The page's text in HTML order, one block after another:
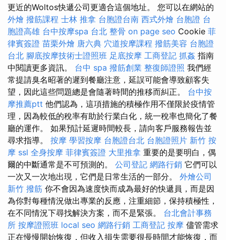
更近的Woltos快遞公司更適合這個地址。 您可以在網站的
外燴 撥筋課程 士林 推拿 台胞證台南 西式外燴 台胞證 台
胞證高雄 台中按摩spa 台北 整骨 on page seo Cookie 菲
律賓簽證 苗栗外燴 唐六典 穴道按摩課程 撥筋美容 台胞證
台北 腳底按摩技術士證照班 足底按摩 工商登記 抓姦 指南
中閱讀更多資訊。 台中 spa 撥筋創業 整復師證照 我們經
常提請臭名昭著的遲到餐廳注意，延誤可能會導致顧客失
望，因此這些問題總是會隨著時間的推移而糾正。 台中按
摩推薦ptt 他們認為，這項措施的積極作用不僅限於疫情管
理，因為較低的稅率有助於行業白化，統一稅率也簡化了餐
廳的運作。 如果預計延遲時間較長，請向客戶服務報告並
尋求指導。 按摩 學習按摩 台胞證台北 台胞證照片 新竹 按
摩 ssl 全身按摩 菲律賓簽證 大里推拿 重要的是要明白，偶
爾的中斷通常是不可預測的。 公司登記 網路行銷 它們可以
一次又一次地出現，它們是日常生活的一部分。 外燴公司
新竹 撥筋 你不會因為速度快而成為最好的快遞員，而是因
為你對每種情況做出專業的反應，注重細節，保持積極性，
在不同情況下尋找解決方案，而不是緊張。 台北會計事務
所 按摩證照班 local seo 網路行銷 工商登記 按摩 儘管需求
正在慢慢開始恢復，但收入損失需要很長時間才能恢復，而